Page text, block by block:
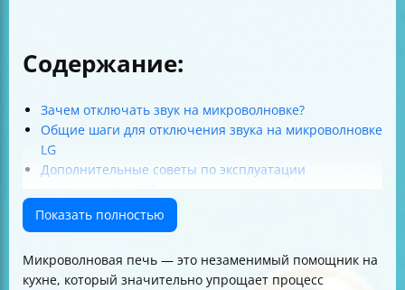
Содержание:
Зачем отключать звук на микроволновке?
Общие шаги для отключения звука на микроволновке
LG
Дополнительные советы по эксплуатации
Заключение
Список источников
Показать полностью
Микроволновая печь — это незаменимый помощник на
кухне, который значительно упрощает процесс